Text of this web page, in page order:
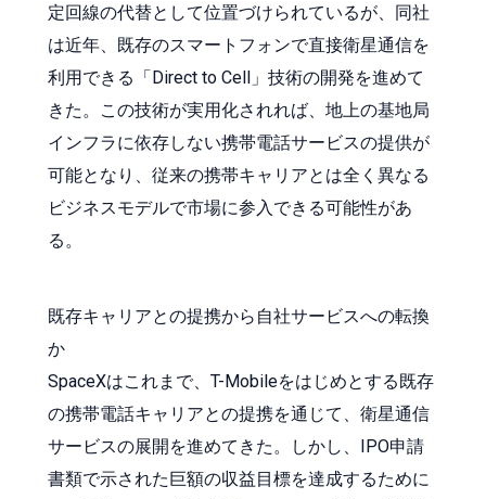
定回線の代替として位置づけられているが、同社
は近年、既存のスマートフォンで直接衛星通信を
利用できる「Direct to Cell」技術の開発を進めて
きた。この技術が実用化されれば、地上の基地局
インフラに依存しない携帯電話サービスの提供が
可能となり、従来の携帯キャリアとは全く異なる
ビジネスモデルで市場に参入できる可能性があ
る。
既存キャリアとの提携から自社サービスへの転換
か
SpaceXはこれまで、T-Mobileをはじめとする既存
の携帯電話キャリアとの提携を通じて、衛星通信
サービスの展開を進めてきた。しかし、IPO申請
書類で示された巨額の収益目標を達成するために